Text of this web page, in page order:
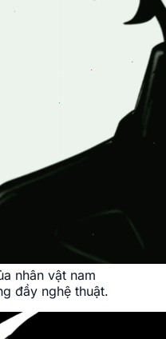
nhân vật nam
đầy nghệ thuật.